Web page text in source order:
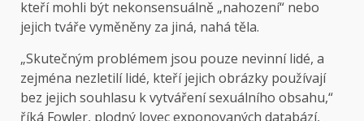
kteří mohli být nekonsensuálně „nahození“ nebo
jejich tváře vyměněny za jiná, nahá těla.
„Skutečným problémem jsou pouze nevinní lidé, a
zejména nezletilí lidé, kteří jejich obrázky používají
bez jejich souhlasu k vytváření sexuálního obsahu,“
říká Fowler, plodný lovec exponovaných databází,